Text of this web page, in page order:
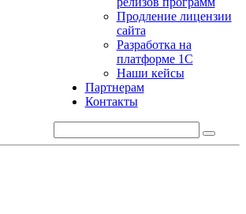
Продление лицензии
сайта
Разработка на
платформе 1С
Наши кейсы
Партнерам
Контакты